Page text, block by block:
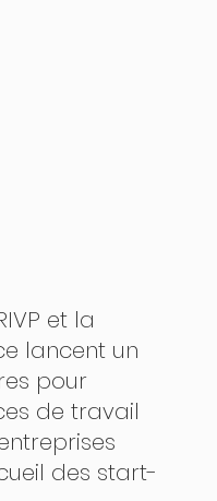
et la
lancent un
pour
de travail
des start-